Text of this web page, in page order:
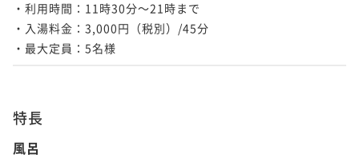
【お盆2026】鱧と鮎で京都の夏の風物詩を 厳選食材
を使った季節の特選料理＜8月7日～8月16日＞
二食付き 事前決済可
・利用時間：11時30分～21時まで
・入湯料金：3,000円（税別）/45分
・最大定員：5名様
特長
風呂